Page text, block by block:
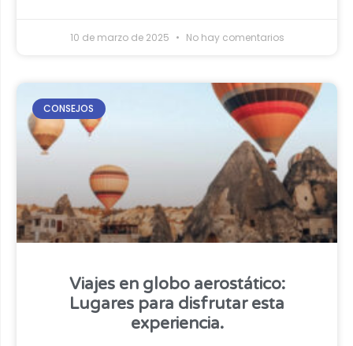
10 de marzo de 2025 No hay comentarios
CONSEJOS
Viajes en globo aerostático:
Lugares para disfrutar esta
experiencia.